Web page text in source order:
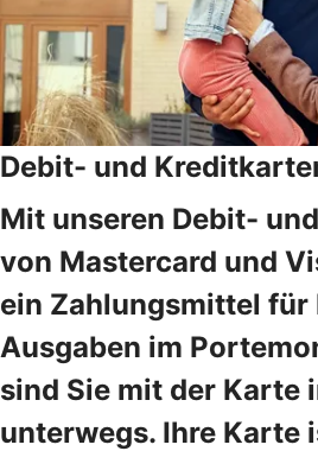
Debit- und
Mit unseren Debit-
von Mastercard und
ein Zahlungsmittel für
Ausgaben im
sind Sie mit der Karte
unterwegs. Ihre Karte